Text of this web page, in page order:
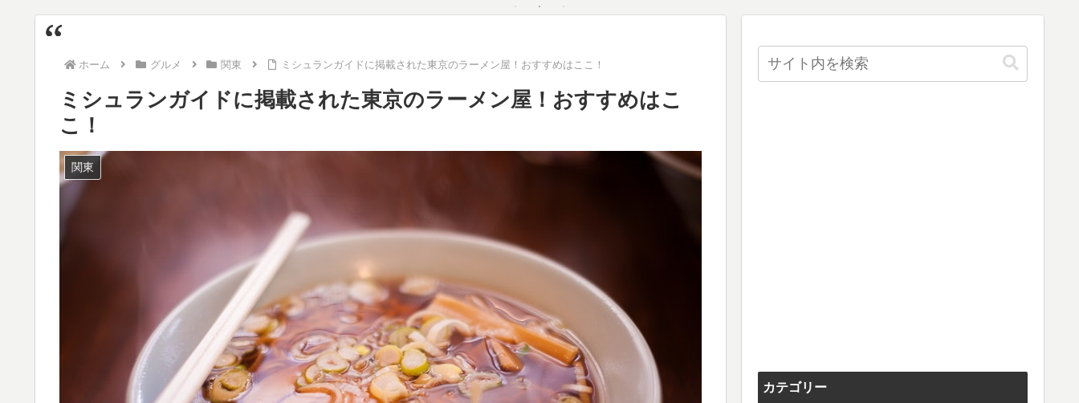
ホーム グルメ 関東 ミシュランガイドに掲載された東京のラーメン屋！おすすめはここ！
ミシュランガイドに掲載された東京のラーメン屋！おすすめはこ
こ！
関東
カテゴリー